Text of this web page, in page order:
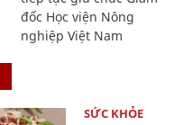
đốc Học viện Nông
nghiệp Việt Nam
SỨC KHỎE